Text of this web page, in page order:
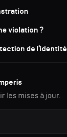
violation ?
de
les mises à jour.